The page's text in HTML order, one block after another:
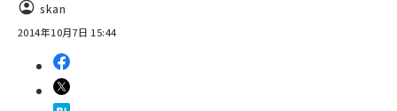
skan
2014年10月7日 15:44